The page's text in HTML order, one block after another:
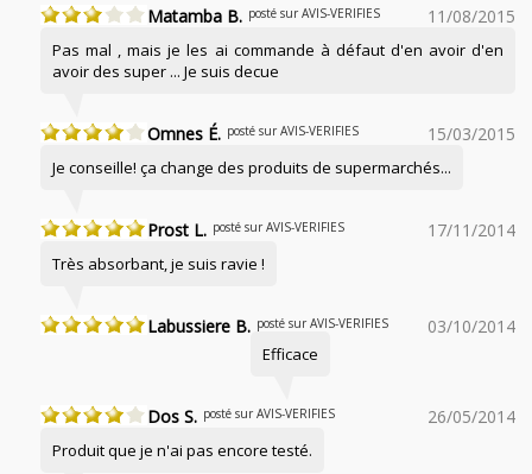
Matamba B. posté sur AVIS-VERIFIES 11/08/2015
Pas mal , mais je les ai commande à défaut d'en avoir d'en
avoir des super ... Je suis decue
Omnes É. posté sur AVIS-VERIFIES 15/03/2015
Je conseille! ça change des produits de supermarchés...
Prost L. posté sur AVIS-VERIFIES 17/11/2014
Très absorbant, je suis ravie !
Labussiere B. posté sur AVIS-VERIFIES 03/10/2014
Efficace
Dos S. posté sur AVIS-VERIFIES 26/05/2014
Produit que je n'ai pas encore testé.